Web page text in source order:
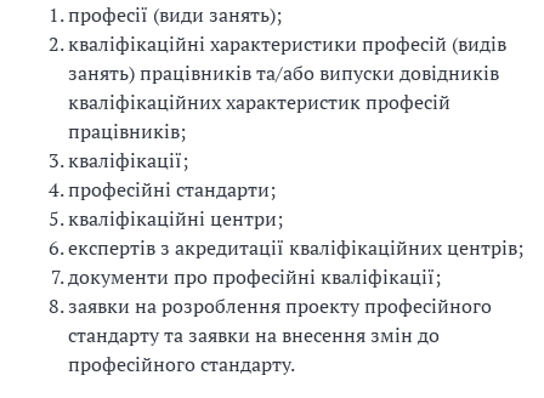
професії (види занять);
кваліфікаційні характеристики професій (видів
занять) працівників та/або випуски довідників
кваліфікаційних характеристик професій
працівників;
кваліфікації;
професійні стандарти;
кваліфікаційні центри;
експертів з акредитації кваліфікаційних центрів;
документи про професійні кваліфікації;
заявки на розроблення проекту професійного
стандарту та заявки на внесення змін до
професійного стандарту.